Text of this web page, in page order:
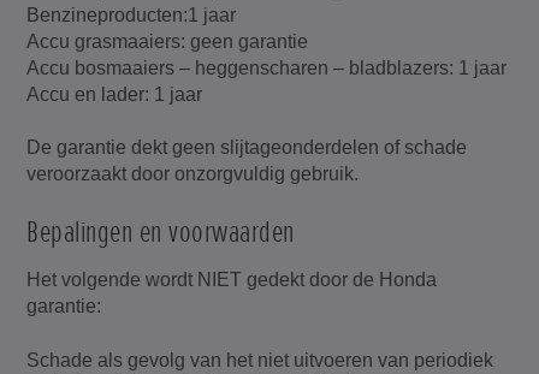
Benzineproducten:1 jaar
Accu grasmaaiers: geen garantie
Accu bosmaaiers – heggenscharen – bladblazers: 1 jaar
Accu en lader: 1 jaar
De garantie dekt geen slijtageonderdelen of schade
veroorzaakt door onzorgvuldig gebruik.
Bepalingen en voorwaarden
Het volgende wordt NIET gedekt door de Honda
garantie:
Schade als gevolg van het niet uitvoeren van periodiek